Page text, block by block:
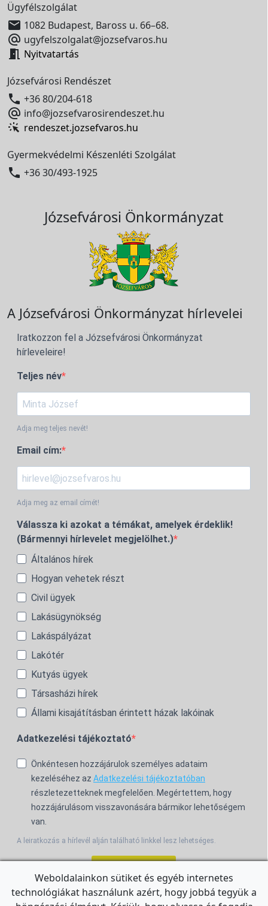
Ügyfélszolgálat
 1082 Budapest, Baross u. 66–68.
 ugyfelszolgalat@jozsefvaros.hu
 Nyitvatartás
Józsefvárosi Rendészet
 +36 80/204-618
 info@jozsefvarosirendeszet.hu
rendeszet.jozsefvaros.hu
Gyermekvédelmi Készenléti Szolgálat
 +36 30/493-1925
Józsefvárosi Önkormányzat
A Józsefvárosi Önkormányzat hírlevelei
Iratkozzon fel a Józsefvárosi Önkormányzat
hírleveleire!
Teljes név
Adja meg teljes nevét!
Email cím:
Adja meg az email címét!
Válassza ki azokat a témákat, amelyek érdeklik!
(Bármennyi hírlevelet megjelölhet.)
Általános hírek
Hogyan vehetek részt
Civil ügyek
Lakásügynökség
Lakáspályázat
Lakótér
Kutyás ügyek
Társasházi hírek
Állami kisajátításban érintett házak lakóinak
Adatkezelési tájékoztató
Önkéntesen hozzájárulok személyes adataim
kezeléséhez az Adatkezelési tájékoztatóban
részletezetteknek megfelelően. Megértettem, hogy
hozzájárulásom visszavonására bármikor lehetőségem
van.
A leiratkozás a hírlevél alján található linkkel lesz lehetséges.
For the English Newsletter, clickHERE.
Weboldalainkon sütiket és egyéb internetes
technológiákat használunk azért, hogy jobbá tegyük a